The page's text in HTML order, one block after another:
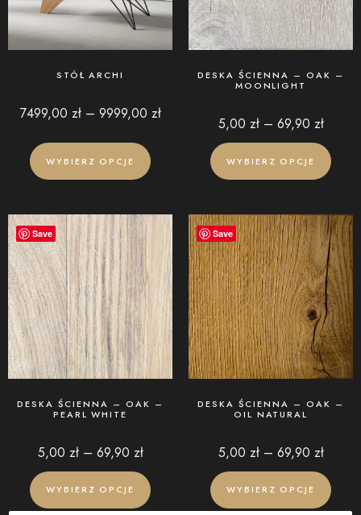
STÓŁ ARCHI
7499,00 zł – 9999,00 zł
WYBIERZ OPCJE
DESKA ŚCIENNA – OAK –
MOONLIGHT
5,00 zł – 69,90 zł
WYBIERZ OPCJE
Save
DESKA ŚCIENNA – OAK –
PEARL WHITE
5,00 zł – 69,90 zł
WYBIERZ OPCJE
Save
DESKA ŚCIENNA – OAK –
OIL NATURAL
5,00 zł – 69,90 zł
WYBIERZ OPCJE